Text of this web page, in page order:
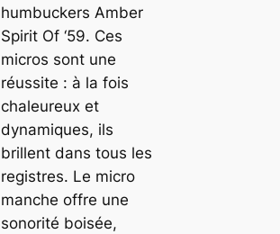
humbuckers Amber
Spirit Of ‘59. Ces
micros sont une
réussite : à la fois
chaleureux et
dynamiques, ils
brillent dans tous les
registres. Le micro
manche offre une
sonorité boisée,